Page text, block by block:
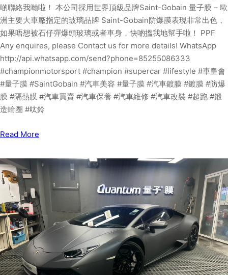
啲聯絡我哋啦！ 本公司採用世界頂級品牌Saint-Gobain 量子膜 – 歐
洲主要大車廠指定的玻璃品牌 Saint-Gobain防爆膜表現非常出色，
如果唔想被石仔彈爆頭玻璃或者車身，快啲搵我地幫手啦！ PPF
Any enquires, please Contact us for more details! WhatsApp
http://api.whatsapp.com/send?phone=85255086333
#championmotorsport #champion #supercar #lifestyle #車皇會
#量子膜 #SaintGobain #汽車美容 #量子膜 #汽車鍍膜 #鍍膜 #防爆
膜 #隔熱膜 #汽車買賣 #汽車保養 #汽車維修 #汽車改裝 #超跑 #鍛
造輪圈 #呔鈴
Read More